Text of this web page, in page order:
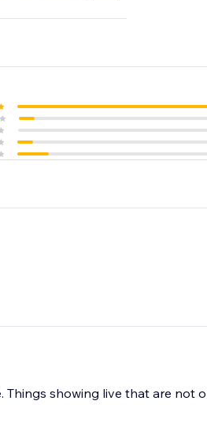
showing live that are not